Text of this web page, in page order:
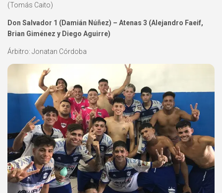
(Tomás Caito)
Don Salvador 1 (Damián Núñez) – Atenas 3 (Alejandro Faeif,
Brian Giménez y Diego Aguirre)
Árbitro: Jonatan Córdoba